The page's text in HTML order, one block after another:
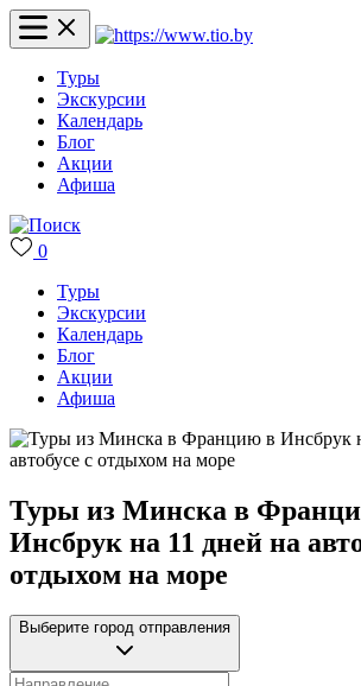
Туры
Экскурсии
Календарь
Блог
Акции
Афиша
0
Туры
Экскурсии
Календарь
Блог
Акции
Афиша
Туры из Минска в
Инсбрук на 11 дней на
отдыхом на море
Выберите город отправления